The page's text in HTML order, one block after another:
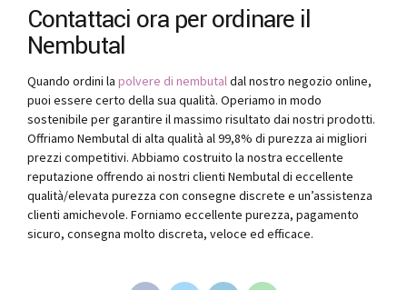
Contattaci ora per ordinare il
Nembutal
Quando ordini la polvere di nembutaldal nostro negozio online,
puoi essere certo della sua qualità. Operiamo in modo
sostenibile per garantire il massimo risultato dai nostri prodotti.
Offriamo Nembutal di alta qualità al 99,8% di purezza ai migliori
prezzi competitivi. Abbiamo costruito la nostra eccellente
reputazione offrendo ai nostri clienti Nembutal di eccellente
qualità/elevata purezza con consegne discrete e un’assistenza
clienti amichevole. Forniamo eccellente purezza, pagamento
sicuro, consegna molto discreta, veloce ed efficace.